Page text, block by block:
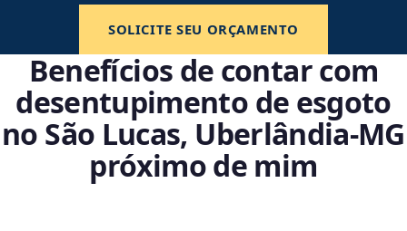
SOLICITE SEU ORÇAMENTO
Benefícios de contar com
desentupimento de esgoto
no São Lucas, Uberlândia‑MG
próximo de mim